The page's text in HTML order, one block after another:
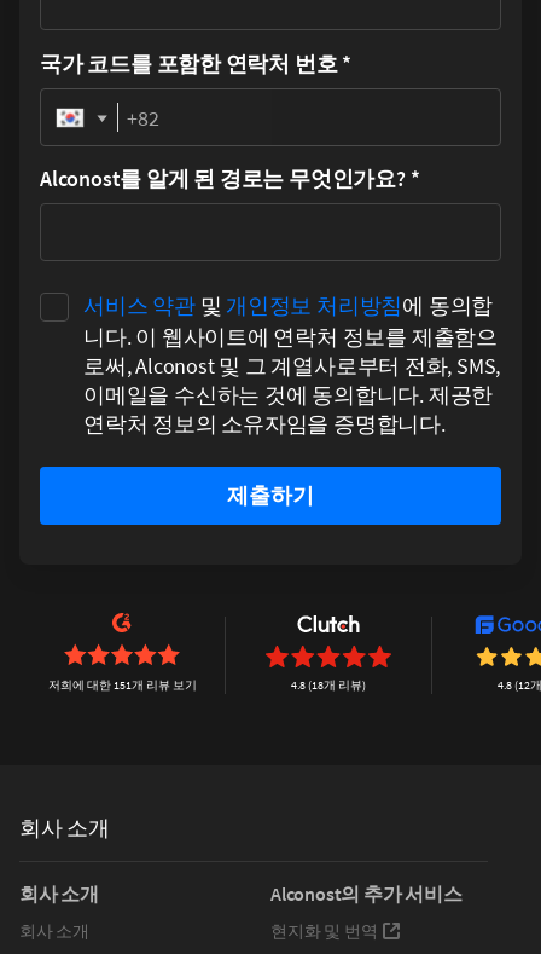
국가 코드를 포함한 연락처 번호 *
Phone
Alconost를 알게 된 경로는 무엇인가요? *
서비스 약관및 개인정보 처리방침에 동의합
니다. 이 웹사이트에 연락처 정보를 제출함으
로써, Alconost 및 그 계열사로부터 전화, SMS,
이메일을 수신하는 것에 동의합니다. 제공한
연락처 정보의 소유자임을 증명합니다.
제출하기
저희에 대한 151개 리뷰 보기 4.8 (18개 리뷰) 4.8 (12
회사 소개
회사 소개
회사 소개
Alconost의 추가 서비스
현지화 및 번역